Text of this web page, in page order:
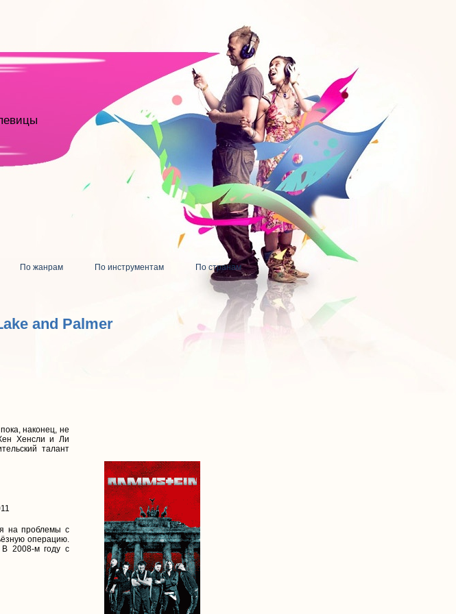
По жанрам По инструментам
По странам
and Palmer
наконец, не
Хенсли и Ли
талант
на проблемы с
операцию.
В 2008-м году с